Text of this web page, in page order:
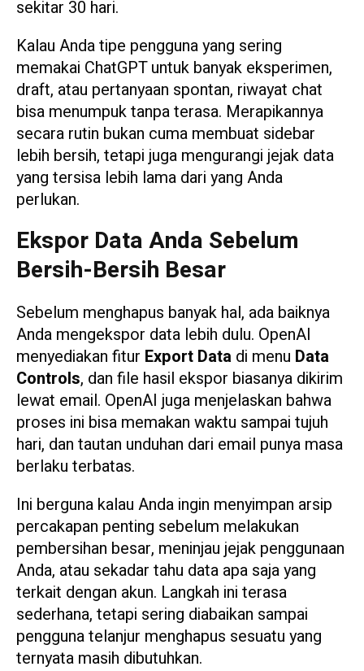
sekitar 30 hari.
Kalau Anda tipe pengguna yang sering
memakai ChatGPT untuk banyak eksperimen,
draft, atau pertanyaan spontan, riwayat chat
bisa menumpuk tanpa terasa. Merapikannya
secara rutin bukan cuma membuat sidebar
lebih bersih, tetapi juga mengurangi jejak data
yang tersisa lebih lama dari yang Anda
perlukan.
Ekspor Data Anda Sebelum
Bersih-Bersih Besar
Sebelum menghapus banyak hal, ada baiknya
Anda mengekspor data lebih dulu. OpenAI
menyediakan fitur Export Data di menu Data
Controls, dan file hasil ekspor biasanya dikirim
lewat email. OpenAI juga menjelaskan bahwa
proses ini bisa memakan waktu sampai tujuh
hari, dan tautan unduhan dari email punya masa
berlaku terbatas.
Ini berguna kalau Anda ingin menyimpan arsip
percakapan penting sebelum melakukan
pembersihan besar, meninjau jejak penggunaan
Anda, atau sekadar tahu data apa saja yang
terkait dengan akun. Langkah ini terasa
sederhana, tetapi sering diabaikan sampai
pengguna telanjur menghapus sesuatu yang
ternyata masih dibutuhkan.